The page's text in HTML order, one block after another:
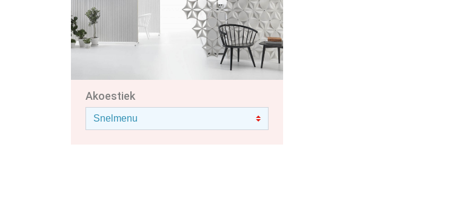
Akoestiek